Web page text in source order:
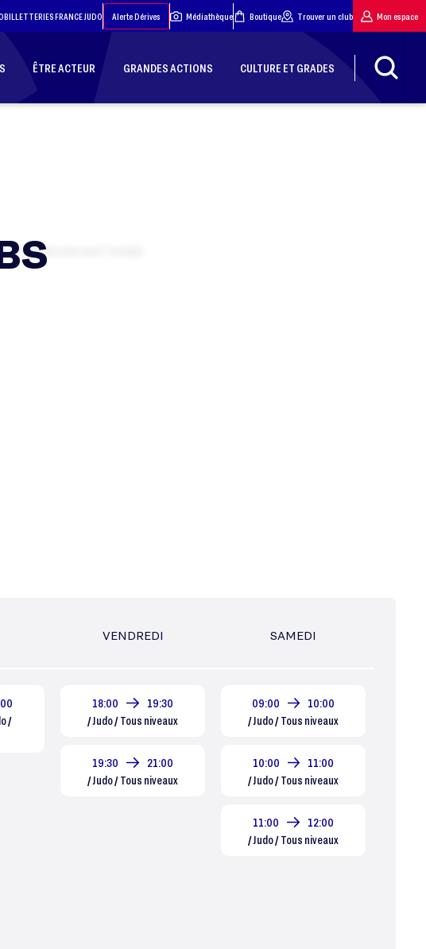
BILLETTERIES FRANCE JUDO Alerte Dérives Médiathèque Boutique Trouver un club Mon espace
ÊTRE ACTEUR GRANDES ACTIONS CULTURE ET GRADES
/
VENDREDI
18:00
19:30
/ Judo / Tous niveaux
19:30
21:00
/ Judo / Tous niveaux
SAMEDI
09:00
10:00
/ Judo / Tous niveaux
10:00
11:00
/ Judo / Tous niveaux
11:00
12:00
/ Judo / Tous niveaux